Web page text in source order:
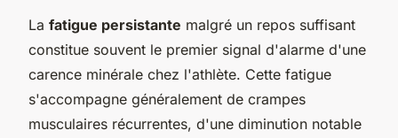
La fatigue persistante malgré un repos suffisant
constitue souvent le premier signal d'alarme d'une
carence minérale chez l'athlète. Cette fatigue
s'accompagne généralement de crampes
musculaires récurrentes, d'une diminution notable